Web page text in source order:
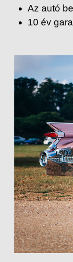
Az autó
10 év